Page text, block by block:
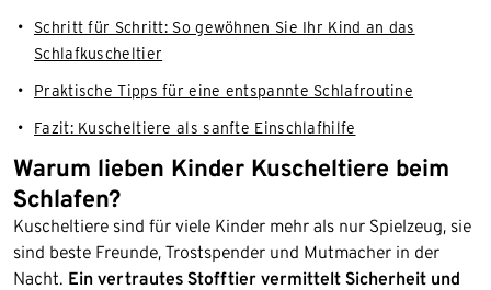
Schritt für Schritt: So gewöhnen Sie Ihr Kind an das
Schlafkuscheltier
Praktische Tipps für eine entspannte Schlafroutine
Fazit: Kuscheltiere als sanfte Einschlafhilfe
Warum lieben Kinder Kuscheltiere beim
Schlafen?
Kuscheltiere sind für viele Kinder mehr als nur Spielzeug, sie
sind beste Freunde, Trostspender und Mutmacher in der
Nacht. Ein vertrautes Stofftier vermittelt Sicherheit und